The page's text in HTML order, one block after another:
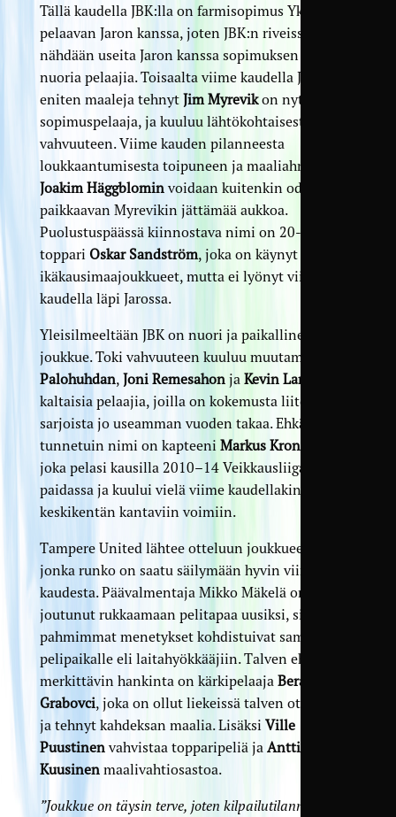
Tällä kaudella JBK:lla on farmisopimus Ykkösessä
pelaavan Jaron kanssa, joten JBK:n riveissä
nähdään useita Jaron kanssa sopimuksen tehneitä
nuoria pelaajia. Toisaalta viime kaudella JBK:lle
eniten maaleja tehnyt Jim Myrevikon nyt Jaron
sopimuspelaaja, ja kuuluu lähtökohtaisesti Jaron
vahvuuteen. Viime kauden pilanneesta
loukkaantumisesta toipuneen ja maaliahneen
Joakim Häggblominvoidaan kuitenkin odottaa
paikkaavan Myrevikin jättämää aukkoa.
Puolustuspäässä kiinnostava nimi on 20-vuotias
toppari Oskar Sandström, joka on käynyt läpi eri
ikäkausimaajoukkueet, mutta ei lyönyt viime
kaudella läpi Jarossa.
Yleisilmeeltään JBK on nuori ja paikallinen
joukkue. Toki vahvuuteen kuuluu muutamia
Palohuhdan, Joni Remesahon ja Kevin Larssonin
kaltaisia pelaajia, joilla on kokemusta liiton
sarjoista jo useamman vuoden takaa. Ehkä
tunnetuin nimi on kapteeni Markus Kronholm
joka pelasi kausilla 2010–14 Veikkausliigaa Jaron
paidassa ja kuului vielä viime kaudellakin Jaron
keskikentän kantaviin voimiin.
Tampere United lähtee otteluun joukkueella,
jonka runko on saatu säilymään hyvin viime
kaudesta. Päävalmentaja Mikko Mäkelä on silti
joutunut rukkaamaan pelitapaa uusiksi, sillä
pahmimmat menetykset kohdistuivat samalle
pelipaikalle eli laitahyökkääjiin. Talven ehkä
merkittävin hankinta on kärkipelaaja Berat
Grabovci, joka on ollut liekeissä talven otteluissa
ja tehnyt kahdeksan maalia. Lisäksi Ville
Puustinen vahvistaa topparipeliä ja Antti
Kuusinenmaalivahtiosastoa.
”Joukkue on täysin terve, joten kilpailutilanne on